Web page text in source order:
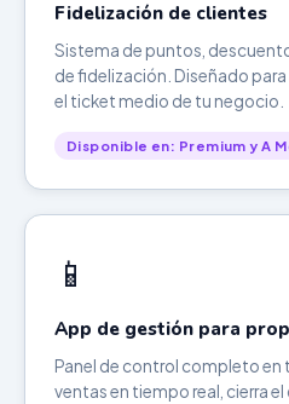
Fidelización de clientes
Sistema de puntos,
de fidelización. Diseñado
el ticket medio de tu negocio.
Disponible en: Premium y A
📱
App de gestión para
Panel de control completo
ventas en tiempo real, cierra